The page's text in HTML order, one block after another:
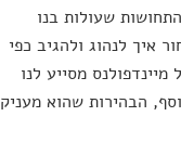
שעולות בנו
איך לנהוג ולהגיב כפי
מסייע לנו
הבהירות שהוא מעניק